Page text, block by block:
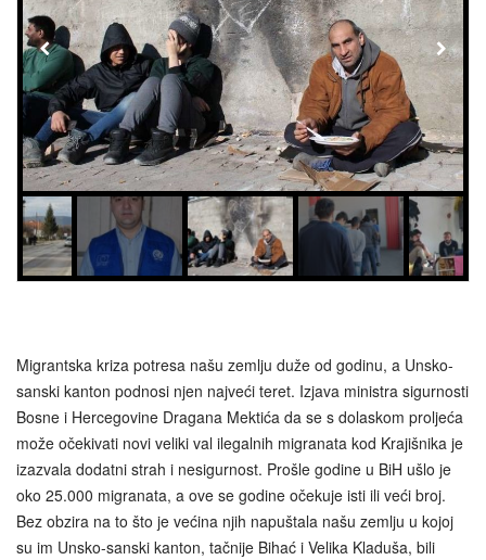
Migrantska kriza potresa našu zemlju duže od godinu, a Unsko-
sanski kanton podnosi njen najveći teret. Izjava ministra sigurnosti
Bosne i Hercegovine Dragana Mektića da se s dolaskom proljeća
može očekivati novi veliki val ilegalnih migranata kod Krajišnika je
izazvala dodatni strah i nesigurnost. Prošle godine u BiH ušlo je
oko 25.000 migranata, a ove se godine očekuje isti ili veći broj.
Bez obzira na to što je većina njih napuštala našu zemlju u kojoj
su im Unsko-sanski kanton, tačnije Bihać i Velika Kladuša, bili